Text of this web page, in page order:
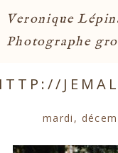
Veronique
Photographe
mardi,